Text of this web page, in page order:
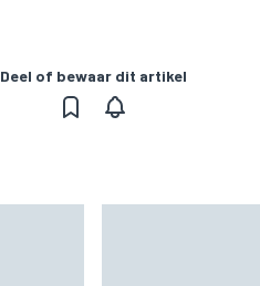
Deel of bewaar dit artikel